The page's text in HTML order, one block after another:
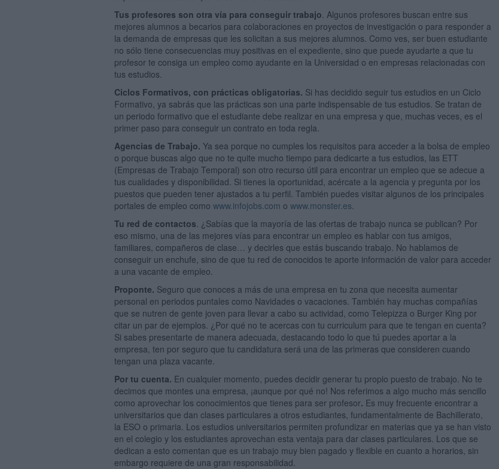
Tus profesores son otra vía para conseguir trabajo. Algunos profesores buscan entre sus
mejores alumnos a becarios para colaboraciones en proyectos de investigación o para responder a
la demanda de empresas que les solicitan a sus mejores alumnos. Como ves, ser buen estudiante
no sólo tiene consecuencias muy positivas en el expediente, sino que puede ayudarte a que tu
profesor te consiga un empleo como ayudante en la Universidad o en empresas relacionadas con
tus estudios.
Ciclos Formativos, con prácticas obligatorias. Si has decidido seguir tus estudios en un Ciclo
Formativo, ya sabrás que las prácticas son una parte indispensable de tus estudios. Se tratan de
un periodo formativo que el estudiante debe realizar en una empresa y que, muchas veces, es el
primer paso para conseguir un contrato en toda regla.
Agencias de Trabajo. Ya sea porque no cumples los requisitos para acceder a la bolsa de empleo
o porque buscas algo que no te quite mucho tiempo para dedicarte a tus estudios, las ETT
(Empresas de Trabajo Temporal) son otro recurso útil para encontrar un empleo que se adecue a
tus cualidades y disponibilidad. Si tienes la oportunidad, acércate a la agencia y pregunta por los
puestos que pueden tener ajustados a tu perfil. También puedes visitar algunos de los principales
portales de empleo como www.infojobs.com o www.monster.es.
Tu red de contactos. ¿Sabías que la mayoría de las ofertas de trabajo nunca se publican? Por
eso mismo, una de las mejores vías para encontrar un empleo es hablar con tus amigos,
familiares, compañeros de clase… y decirles que estás buscando trabajo. No hablamos de
conseguir un enchufe, sino de que tu red de conocidos te aporte información de valor para acceder
a una vacante de empleo.
Proponte. Seguro que conoces a más de una empresa en tu zona que necesita aumentar
personal en periodos puntales como Navidades o vacaciones. También hay muchas compañías
que se nutren de gente joven para llevar a cabo su actividad, como Telepizza o Burger King por
citar un par de ejemplos. ¿Por qué no te acercas con tu curriculum para que te tengan en cuenta?
Si sabes presentarte de manera adecuada, destacando todo lo que tú puedes aportar a la
empresa, ten por seguro que tu candidatura será una de las primeras que consideren cuando
tengan una plaza vacante.
Por tu cuenta. En cualquier momento, puedes decidir generar tu propio puesto de trabajo. No te
decimos que montes una empresa, ¡aunque por qué no! Nos referimos a algo mucho más sencillo
como aprovechar los conocimientos que tienes para ser profesor. Es muy frecuente encontrar a
universitarios que dan clases particulares a otros estudiantes, fundamentalmente de Bachillerato,
la ESO o primaria. Los estudios universitarios permiten profundizar en materias que ya se han visto
en el colegio y los estudiantes aprovechan esta ventaja para dar clases particulares. Los que se
dedican a esto comentan que es un trabajo muy bien pagado y flexible en cuanto a horarios, sin
embargo requiere de una gran responsabilidad.